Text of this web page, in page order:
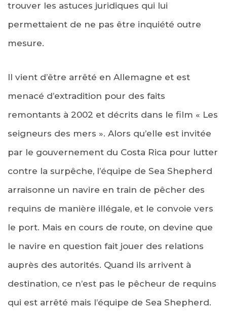
trouver les astuces juridiques qui lui
permettaient de ne pas être inquiété outre
mesure.
Il vient d’être arrêté en Allemagne et est
menacé d’extradition pour des faits
remontants à 2002 et décrits dans le film « Les
seigneurs des mers ». Alors qu’elle est invitée
par le gouvernement du Costa Rica pour lutter
contre la surpêche, l’équipe de Sea Shepherd
arraisonne un navire en train de pêcher des
requins de manière illégale, et le convoie vers
le port. Mais en cours de route, on devine que
le navire en question fait jouer des relations
auprès des autorités. Quand ils arrivent à
destination, ce n’est pas le pêcheur de requins
qui est arrêté mais l’équipe de Sea Shepherd.